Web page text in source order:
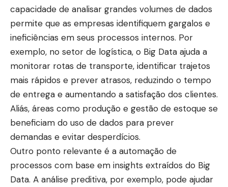
capacidade de analisar grandes volumes de dados
permite que as empresas identifiquem gargalos e
ineficiências em seus processos internos. Por
exemplo, no setor de logística, o Big Data ajuda a
monitorar rotas de transporte, identificar trajetos
mais rápidos e prever atrasos, reduzindo o tempo
de entrega e aumentando a satisfação dos clientes.
Aliás, áreas como produção e gestão de estoque se
beneficiam do uso de dados para prever
demandas e evitar desperdícios.
Outro ponto relevante é a automação de
processos com base em insights extraídos do Big
Data. A análise preditiva, por exemplo, pode ajudar